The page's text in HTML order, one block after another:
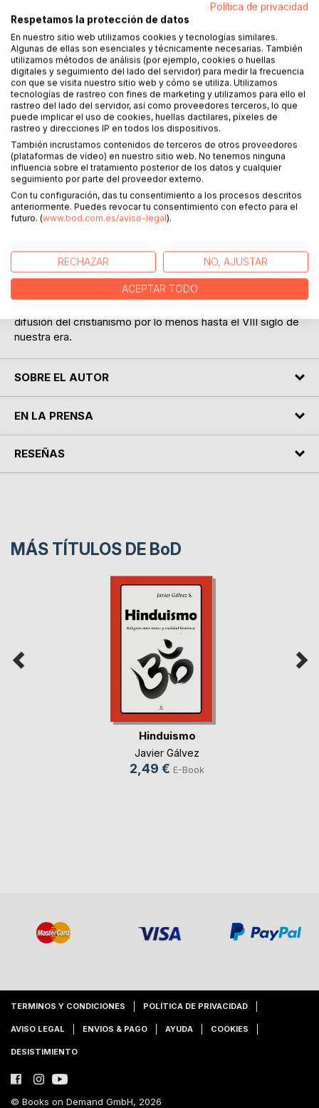
DESCRIPCIÓN
Las antiguas fiestas paganas de la ciudad de Roma capital
del Imperio, que en la época de su máximo desarrollo había
superado el sorprendente número de un millón de
habitantes, radicaban su origen en las costumbres propias
del pueblo latino, agrícola y guerrero. Por cuanto concierne
muchas de ellas importadas de los pueblos vecinos y
vencidos, que daban origen a una variegada, alegre,
dramática, y pintoresca serie de festividades, con juegos,
difusión del cristianismo por lo menos hasta el VIII siglo de
nuestra era.
SOBRE EL AUTOR
EN LA PRENSA
RESEÑAS
MÁS TÍTULOS DE BoD
Hinduismo
Javier Gálvez
2,49 € E-Book
TERMINOS Y CONDICIONES POLÍTICA DE PRIVACIDAD
AVISO LEGAL ENVIOS & PAGO AYUDA COOKIES
DESISTIMIENTO
© Books on Demand GmbH, 2026
Política de privacidad
Respetamos la protección de datos
En nuestro sitio web utilizamos cookies y tecnologías similares.
Algunas de ellas son esenciales y técnicamente necesarias. También
utilizamos métodos de análisis (por ejemplo, cookies o huellas
digitales y seguimiento del lado del servidor) para medir la frecuencia
con que se visita nuestro sitio web y cómo se utiliza. Utilizamos
tecnologías de rastreo con fines de marketing y utilizamos para ello el
rastreo del lado del servidor, así como proveedores terceros, lo que
puede implicar el uso de cookies, huellas dactilares, píxeles de
rastreo y direcciones IP en todos los dispositivos.
También incrustamos contenidos de terceros de otros proveedores
(plataformas de vídeo) en nuestro sitio web. No tenemos ninguna
influencia sobre el tratamiento posterior de los datos y cualquier
seguimiento por parte del proveedor externo.
Con tu configuración, das tu consentimiento a los procesos descritos
anteriormente. Puedes revocar tu consentimiento con efecto para el
futuro. (www.bod.com.es/aviso-legal).
RECHAZAR NO, AJUSTAR
ACEPTAR TODO